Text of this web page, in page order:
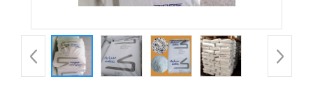
品
展